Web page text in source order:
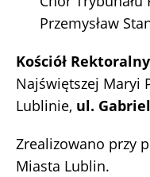
Przemysław
Kościół Rektoralny
Najświętszej Maryi
Lublinie, ul.
Zrealizowano przy
Miasta Lublin.